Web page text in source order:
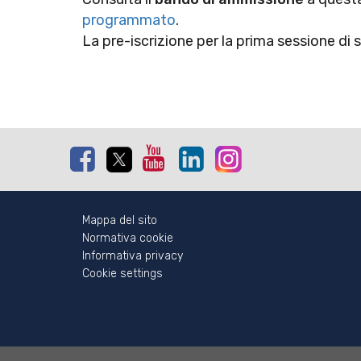
programmato.
La pre-iscrizione per la prima sessione
FacebookTwitterYoutubeLinkedin
Mappa del sito
Normativa cookie
Informativa privacy
Cookie settings